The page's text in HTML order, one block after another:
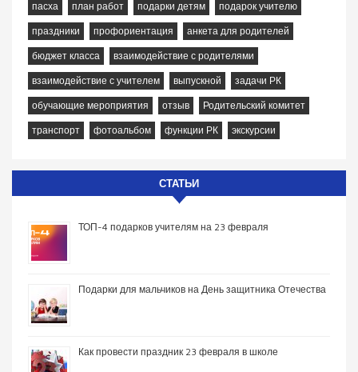
пасха план работ подарки детям подарок учителю
праздники профориентация анкета для родителей
бюджет класса взаимодействие с родителями
взаимодействие с учителем выпускной задачи РК
обучающие мероприятия отзыв Родительский комитет
транспорт фотоальбом функции РК экскурсии
СТАТЬИ
ТОП-4 подарков учителям на 23 февраля
Подарки для мальчиков на День защитника Отечества
Как провести праздник 23 февраля в школе